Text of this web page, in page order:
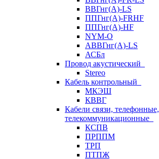
ВВГнг(А)-LS
ППГнг(А)-FRHF
ППГнг(А)-HF
NYM-O
АВВГнг(А)-LS
АСБл
Провод акустический
Stereo
Кабель контрольный
МКЭШ
КВВГ
Кабели связи, телефонные,
телекоммуникационные
КСПВ
ПРППМ
ТРП
ПТПЖ